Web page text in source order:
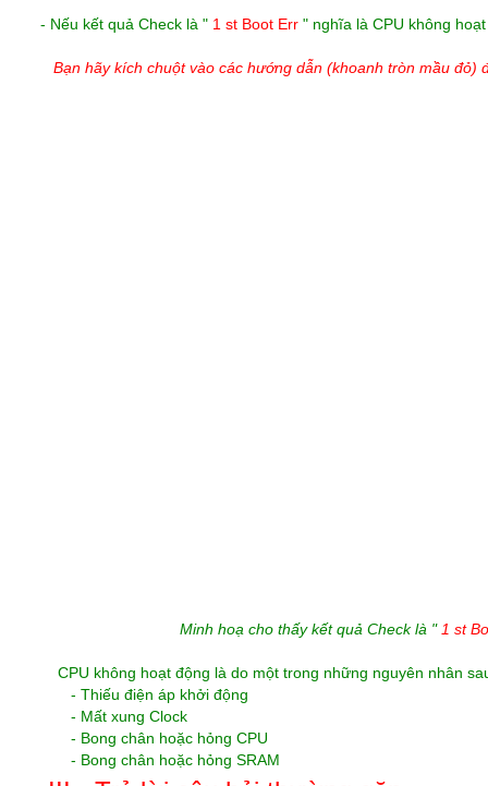
- Nếu kết quả Check là " 1 st Boot Err " nghĩa là CPU không
Bạn hãy kích chuột vào các hướng dẫn (khoanh tròn mầu đỏ)
Minh hoạ cho thấy kết quả Check là "1 st
CPU không hoạt động là do một trong những nguyên nhân
- Thiếu điện áp khởi động
- Mất xung Clock
- Bong chân hoặc hỏng CPU
- Bong chân hoặc hỏng SRAM